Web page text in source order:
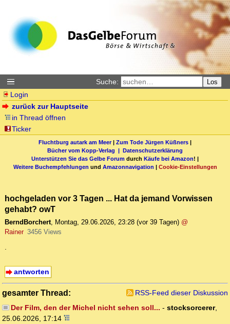
Suche: Los
Login
zurück zur Hauptseite
in Thread öffnen
Ticker
Fluchtburg autark am Meer| Zum Tode Jürgen Küßners |
Bücher vom Kopp-Verlag | Datenschutzerklärung
Unterstützen Sie das Gelbe Forum durch Käufe bei Amazon! |
Weitere Buchempfehlungen und Amazonnavigation | Cookie-Einstellungen
hochgeladen vor 3 Tagen ... Hat da jemand Vorwissen
gehabt? owT
BerndBorchert, Montag, 29.06.2026, 23:28 (vor 39 Tagen) @
Rainer 3456 Views
.
antworten
gesamter Thread:
RSS-Feed dieser Diskussion
Der Film, den der Michel nicht sehen soll... - stocksorcerer,
25.06.2026, 17:14